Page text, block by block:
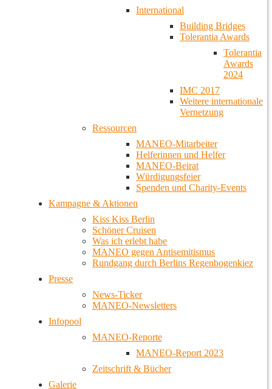
International
Building Bridges
Tolerantia Awards
Tolerantia
Awards
2024
IMC 2017
Weitere internationale
Vernetzung
Ressourcen
MANEO-Mitarbeiter
Helferinnen und Helfer
MANEO-Beirat
Würdigungsfeier
Spenden und Charity-Events
Kampagne & Aktionen
Kiss Kiss Berlin
Schöner Cruisen
Was ich erlebt habe
MANEO gegen Antisemitismus
Rundgang durch Berlins Regenbogenkiez
Presse
News-Ticker
MANEO-Newsletters
Infopool
MANEO-Reporte
MANEO-Report 2023
Zeitschrift & Bücher
Galerie